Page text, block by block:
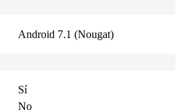
Android 7.1 (Nougat)
Sí
No